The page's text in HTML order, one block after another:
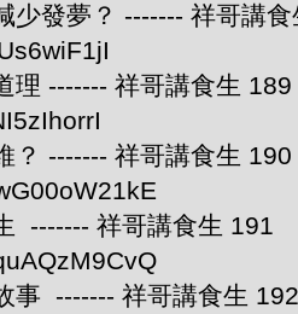
少發夢？ ------- 祥哥講
理 ------- 祥哥講食生 189
？ ------- 祥哥講食生 190
------- 祥哥講食生 191
事 ------- 祥哥講食生 192